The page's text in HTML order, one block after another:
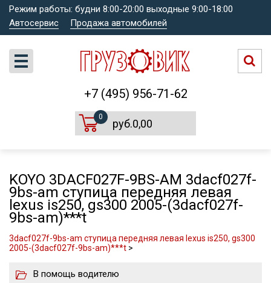
Режим работы: будни 8:00-20:00 выходные 9:00-18:00
Автосервис
Продажа автомобилей
+7 (495) 956-71-62
0
руб.0,00
KOYO 3DACF027F-9BS-AM 3dacf027f-
9bs-am ступица передняя левая
lexus is250, gs300 2005-(3dacf027f-
9bs-am)***t
3dacf027f-9bs-am ступица передняя левая lexus is250, gs300
2005-(3dacf027f-9bs-am)***t >
В помощь водителю